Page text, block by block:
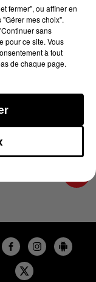
DU
fermer", ou affiner en
mes choix".
sans
pour ce site. Vous
à tout
de chaque page.